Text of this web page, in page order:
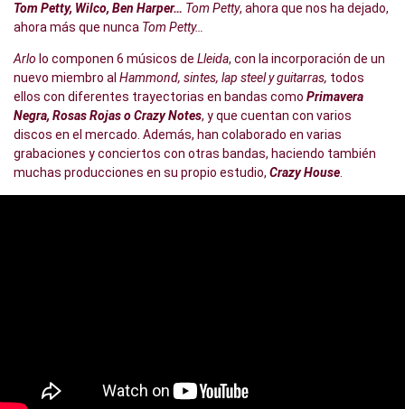
Tom Petty, Wilco, Ben Harper… Tom Petty, ahora que nos ha dejado,
ahora más que nunca Tom Petty…
Arlo lo componen 6 músicos de Lleida, con la incorporación de un
nuevo miembro al Hammond, sintes, lap steel y guitarras, todos
ellos con diferentes trayectorias en bandas como Primavera
Negra, Rosas Rojas o Crazy Notes, y que cuentan con varios
discos en el mercado. Además, han colaborado en varias
grabaciones y conciertos con otras bandas, haciendo también
muchas producciones en su propio estudio, Crazy House.